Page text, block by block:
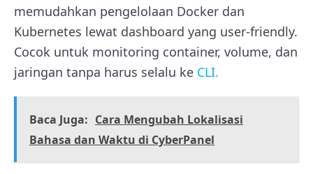
memudahkan pengelolaan Docker dan
Kubernetes lewat dashboard yang user-friendly.
Cocok untuk monitoring container, volume, dan
jaringan tanpa harus selalu ke CLI.
Baca Juga: Cara Mengubah Lokalisasi
Bahasa dan Waktu di CyberPanel